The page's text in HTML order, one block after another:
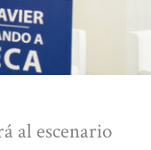
al escenario